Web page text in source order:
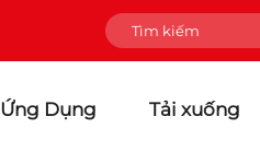
Ứng Dụng
Tải xuống